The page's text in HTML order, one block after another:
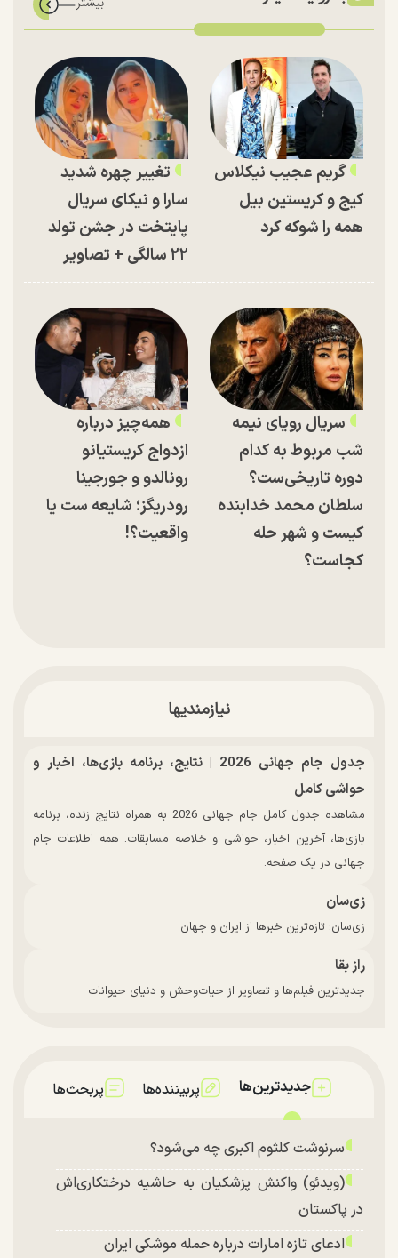
گریم عجیب نیکلاس
کیج و کریستین بیل
همه را شوکه کرد
تغییر چهره شدید
سارا و نیکای سریال
پایتخت در جشن تولد
۲۲ سالگی + تصاویر
سریال رویای نیمه
شب مربوط به کدام
دوره تاریخی‌ست؟
سلطان محمد خدابنده
کیست و شهر حله
کجاست؟
همه‌چیز درباره
ازدواج کریستیانو
رونالدو و جورجینا
رودریگز؛ شایعه ست یا
واقعیت؟!
نیازمندیها
جدول جام جهانی 2026 | نتایج، برنامه بازی‌ها، اخبار و
حواشی کامل
مشاهده جدول کامل جام جهانی 2026 به همراه نتایج زنده، برنامه
بازی‌ها، آخرین اخبار، حواشی و خلاصه مسابقات. همه اطلاعات جام
جهانی در یک صفحه.
زی‌سان
زی‌سان: تازه‌ترین خبرها از ایران و جهان
راز بقا
جدیدترین فیلم‌ها و تصاویر از حیات‌وحش و دنیای حیوانات
جدیدترین‌ها پربیننده‌ها پربحث‌ها
سرنوشت کلثوم اکبری چه می‌شود؟
(ویدئو) واکنش پزشکیان به حاشیه درختکاری‌اش
در پاکستان
ادعای تازه امارات درباره حمله موشکی ایران